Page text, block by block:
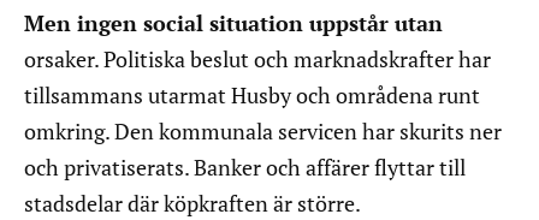
Men ingen social situation uppstår utan
orsaker. Politiska beslut och marknadskrafter har
tillsammans utarmat Husby och områdena runt
omkring. Den kommunala servicen har skurits ner
och privatiserats. Banker och affärer flyttar till
stadsdelar där köpkraften är större.